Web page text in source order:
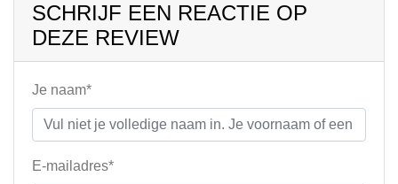
SCHRIJF EEN REACTIE OP
DEZE REVIEW
Je naam*
E-mailadres*